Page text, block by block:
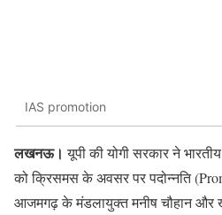
IAS promotion
लखनऊ। यूपी की योगी सरकार ने
को क्रिसमस के अवसर पर पदोन्नति
आजमगढ़ के मंडलायुक्त मनीष चौहान और